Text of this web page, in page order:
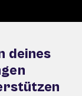
deines